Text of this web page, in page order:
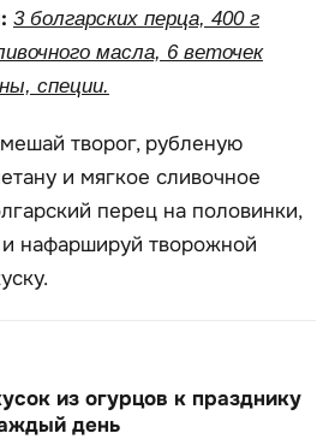
3 болгарских перца, 400 г
масла, 6 веточек
специи.
творог, рубленую
и мягкое сливочное
перец на половинки,
нафаршируй творожной
из огурцов к празднику
день